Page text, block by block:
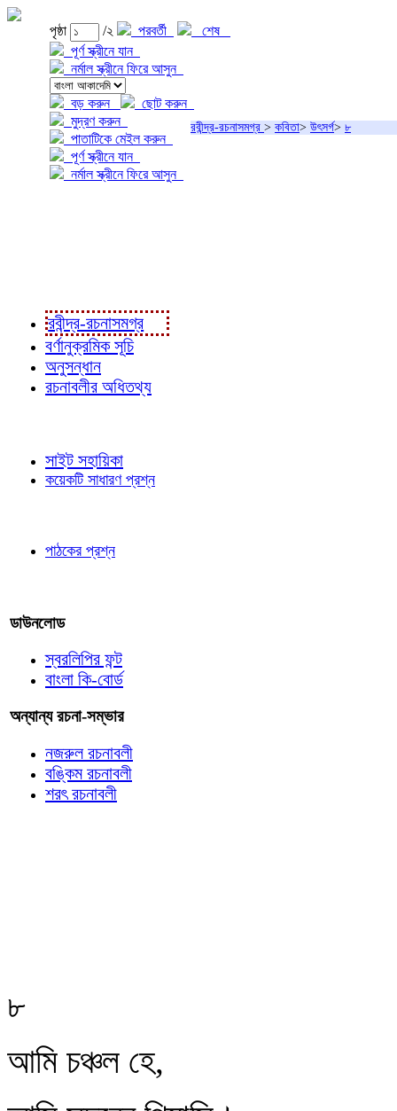
পৃষ্ঠা /২ পরবর্তী
শেষ
পূর্ণ স্ক্রীনে যান
নর্মাল স্ক্রীনে ফিরে আসুন
বড় করুন
ছোট করুন
মুদ্রণ করুন
পাতাটিকে মেইল করুন
পূর্ণ স্ক্রীনে যান
নর্মাল স্ক্রীনে ফিরে আসুন
রবীন্দ্র-রচনাসমগ্র > কবিতা> উৎসর্গ> ৮
রবীন্দ্র-রচনাসমগ্র
বর্ণানুক্রমিক সূচি
অনুসন্ধান
রচনাবলীর অধিতথ্য
সাইট সহায়িকা
কয়েকটি সাধারণ প্রশ্ন
পাঠকের প্রশ্ন
ডাউনলোড
স্বরলিপির ফন্ট
বাংলা কি-বোর্ড
অন্যান্য রচনা-সম্ভার
নজরুল রচনাবলী
বঙ্কিম রচনাবলী
শরৎ রচনাবলী
৮
আমি চঞ্চল হে,